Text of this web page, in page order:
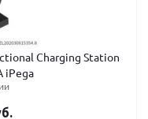
Charging Station
4 in 1 PG-XBS013A iPega